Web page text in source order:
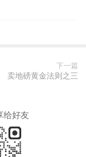
下一篇
卖地磅黄金法则之三
给好友